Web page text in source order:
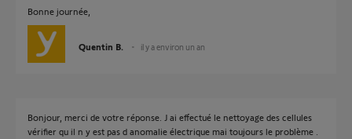
Bonne journée,
Quentin B. il y a environ un an
Bonjour, merci de votre réponse. J ai effectué le nettoyage des cellules
vérifier qu il n y est pas d anomalie électrique mai toujours le problème .